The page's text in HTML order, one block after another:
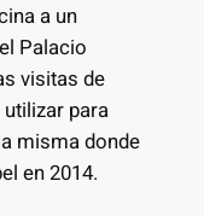
a un
Palacio
visitas de
para
misma donde
en 2014.